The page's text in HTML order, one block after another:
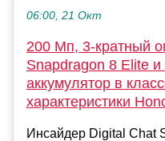
06:00, 21 Окт
200 Мп, 3-кратный
Snapdragon 8 Elite
аккумулятор в
характеристики
Инсайдер Digital Chat